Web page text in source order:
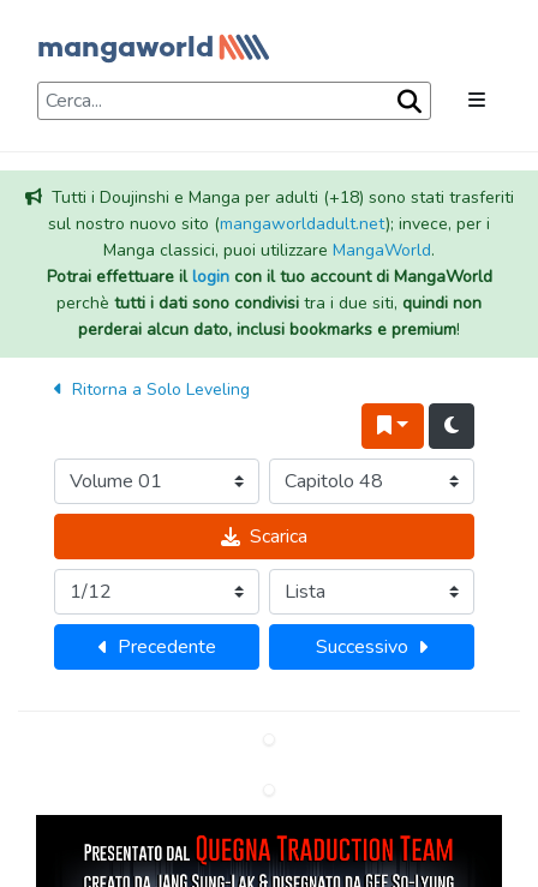
Tutti i Doujinshi e Manga per adulti (+18) sono stati trasferiti
sul nostro nuovo sito (mangaworldadult.net); invece, per i
Manga classici, puoi utilizzare MangaWorld.
Potrai effettuare illogincon il tuo account di MangaWorld
perchè tutti i dati sono condivisi tra i due siti, quindi non
perderai alcun dato, inclusi bookmarks e premium!
Ritorna a Solo Leveling
Scarica
Precedente Successivo